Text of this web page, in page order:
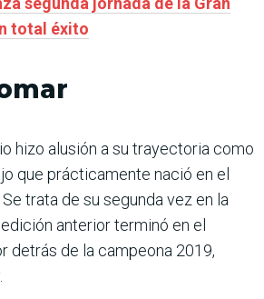
total éxito
hizo alusión a su trayectoria como
que prácticamente nació en el
trata de su segunda vez en la
anterior terminó en el
detrás de la campeona 2019,